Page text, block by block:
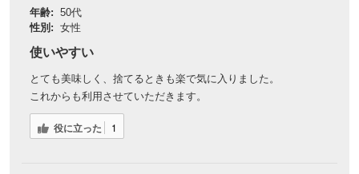
年齢: 50代
性別: 女性
使いやすい
とても美味しく、捨てるときも楽で気に入りました。
これからも利用させていただきます。
役に立った 1